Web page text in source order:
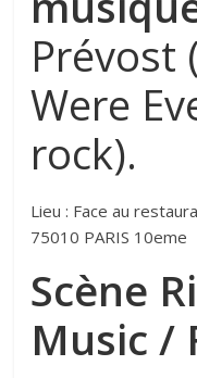
Prévost
Were
rock).
Lieu : Face au
75010 PARIS 10eme
Scène
Music /